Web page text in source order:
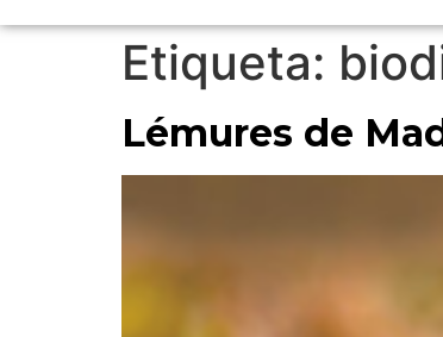
Etiqueta:
Lémures de